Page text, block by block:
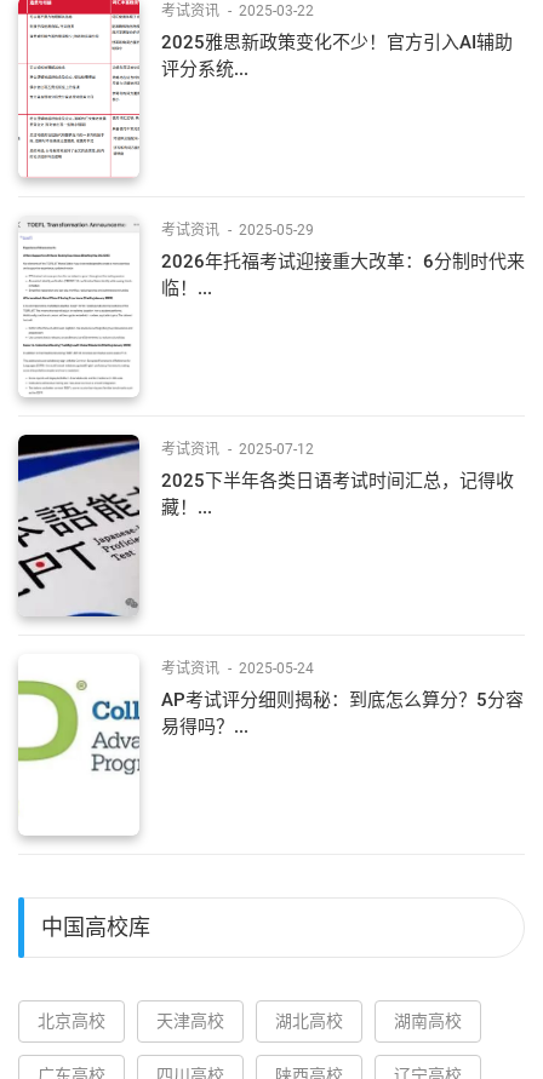
考试资讯 - 2025-03-22
2025雅思新政策变化不少！官方引入AI辅助
评分系统...
考试资讯 - 2025-05-29
2026年托福考试迎接重大改革：6分制时代来
临！...
考试资讯 - 2025-07-12
2025下半年各类日语考试时间汇总，记得收
藏！...
考试资讯 - 2025-05-24
AP考试评分细则揭秘：到底怎么算分？5分容
易得吗？...
中国高校库
北京高校 天津高校 湖北高校 湖南高校
广东高校 四川高校 陕西高校 辽宁高校